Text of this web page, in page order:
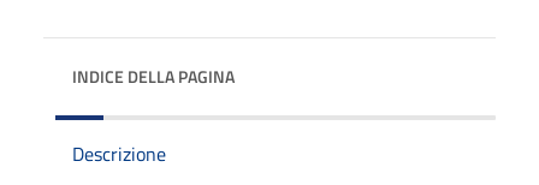
INDICE DELLA PAGINA
Descrizione